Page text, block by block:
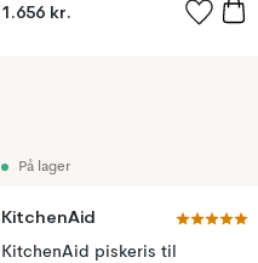
1.656 kr.
På lager
KitchenAid
KitchenAid piskeris til